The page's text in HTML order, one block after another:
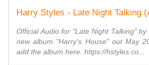
Harry Styles - Late Night Talking
Official Audio for "Late Night Talking"
new album "Harry's House" out May
add the album here: https://hstyles.co...